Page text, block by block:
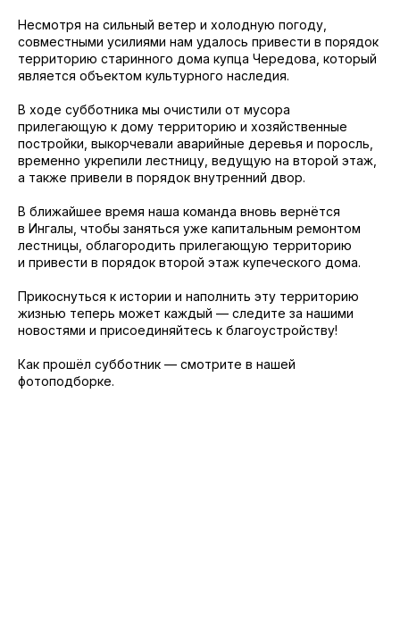
Несмотря на сильный ветер и холодную погоду,
совместными усилиями нам удалось привести в порядок
территорию старинного дома купца Чередова, который
является объектом культурного наследия.
В ходе субботника мы очистили от мусора
прилегающую к дому территорию и хозяйственные
постройки, выкорчевали аварийные деревья и поросль,
временно укрепили лестницу, ведущую на второй этаж,
а также привели в порядок внутренний двор.
В ближайшее время наша команда вновь вернётся
в Ингалы, чтобы заняться уже капитальным ремонтом
лестницы, облагородить прилегающую территорию
и привести в порядок второй этаж купеческого дома.
Прикоснуться к истории и наполнить эту территорию
жизнью теперь может каждый — следите за нашими
новостями и присоединяйтесь к благоустройству!
Как прошёл субботник — смотрите в нашей
фотоподборке.